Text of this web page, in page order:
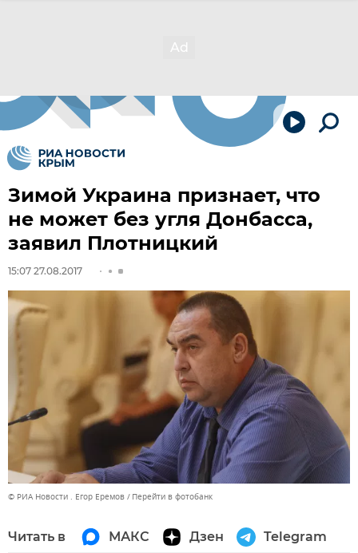
Зимой Украина признает, что
не может без угля Донбасса,
заявил Плотницкий
15:07 27.08.2017
© РИА Новости . Егор Еремов Перейти в фотобанк
Читать в МАКС Дзен Telegram